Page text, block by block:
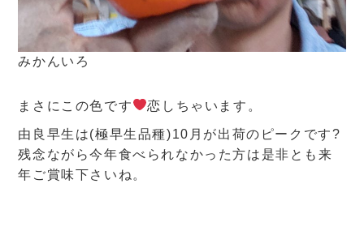
みかんいろ
まさにこの色です 恋しちゃいます。
由良早生は(極早生品種)10月が出荷のピークです?
残念ながら今年食べられなかった方は是非とも来
年ご賞味下さいね。